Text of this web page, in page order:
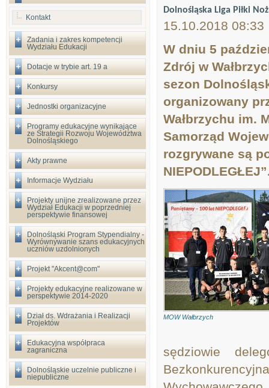
Kontakt
Zadania i zakres kompetencji
Wydziału Edukacji
Dotacje w trybie art. 19 a
Konkursy
Jednostki organizacyjne
Programy edukacyjne wynikające
ze Strategii Rozwoju Województwa
Dolnośląskiego
Akty prawne
Informacje Wydziału
Projekty unijne zrealizowane przez
Wydział Edukacji w poprzedniej
perspektywie finansowej
Dolnośląski Program Stypendialny -
Wyrównywanie szans edukacyjnych
uczniów uzdolnionych
Projekt "Akcent@com"
Projekty edukacyjne realizowane w
perspektywie 2014-2020
Dział ds. Wdrażania i Realizacji
Projektów
Edukacyjna współpraca
zagraniczna
Dolnośląskie uczelnie publiczne i
niepubliczne
Dolnośląska Liga Piłki
15.10.2018 08:33
W dniu 5
Zdrój w
sezon
organizowany
Wałbrzychu im.
Samorząd
rozgrywane są
MOW Wałbrzych
sędziowie